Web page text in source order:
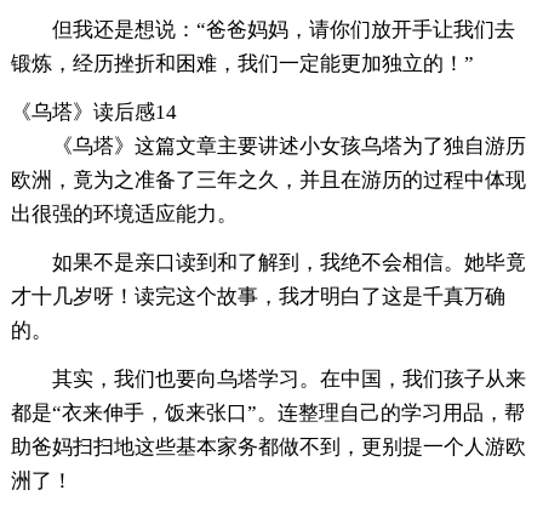
但我还是想说：“爸爸妈妈，请你们放开手让我们去
锻炼，经历挫折和困难，我们一定能更加独立的！”
《乌塔》读后感14
《乌塔》这篇文章主要讲述小女孩乌塔为了独自游历
欧洲，竟为之准备了三年之久，并且在游历的过程中体现
出很强的环境适应能力。
如果不是亲口读到和了解到，我绝不会相信。她毕竟
才十几岁呀！读完这个故事，我才明白了这是千真万确
的。
其实，我们也要向乌塔学习。在中国，我们孩子从来
都是“衣来伸手，饭来张口”。连整理自己的学习用品，帮
助爸妈扫扫地这些基本家务都做不到，更别提一个人游欧
洲了！